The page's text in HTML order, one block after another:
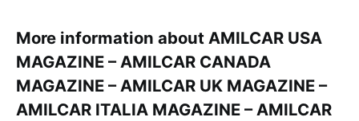
More information about AMILCAR USA
MAGAZINE – AMILCAR CANADA
MAGAZINE – AMILCAR UK MAGAZINE –
AMILCAR ITALIA MAGAZINE – AMILCAR